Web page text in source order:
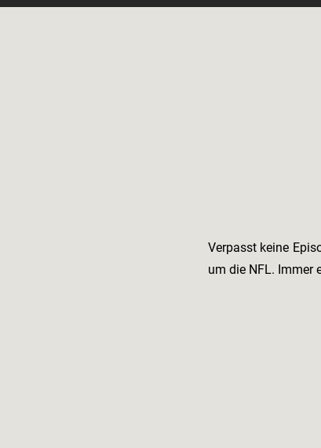
Verpasst keine
um die NFL. Immer